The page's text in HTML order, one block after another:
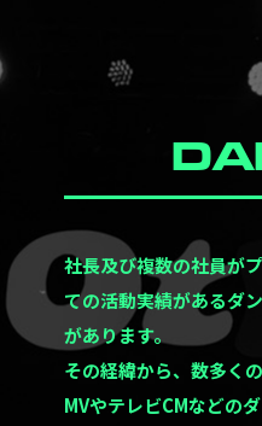
社長及び複数の社員が
ての活動実績があるダ
があります。
その経緯から、数多く
MVやテレビCMなどの